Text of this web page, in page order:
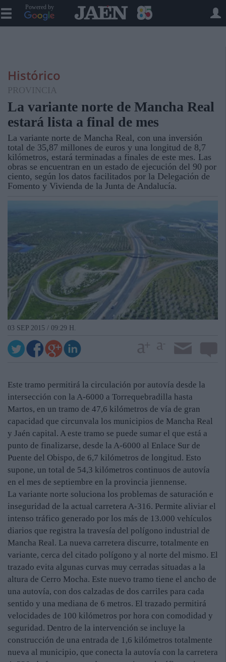
Powered by
Histórico
PROVINCIA
La variante norte de Mancha Real
estará lista a final de mes
La variante norte de Mancha Real, con una inversión
total de 35,87 millones de euros y una longitud de 8,7
kilómetros, estará terminadas a finales de este mes. Las
obras se encuentran en un estado de ejecución del 90 por
ciento, según los datos facilitados por la Delegación de
Fomento y Vivienda de la Junta de Andalucía.
03 SEP 2015 / 09:29 H.
Este tramo permitirá la circulación por autovía desde la
intersección con la A-6000 a Torrequebradilla hasta
Martos, en un tramo de 47,6 kilómetros de vía de gran
capacidad que circunvala los municipios de Mancha Real
y Jaén capital. A este tramo se puede sumar el que está a
punto de finalizarse, desde la A-6000 al Enlace Sur de
Puente del Obispo, de 6,7 kilómetros de longitud. Esto
supone, un total de 54,3 kilómetros continuos de autovía
en el mes de septiembre en la provincia jiennense.
La variante norte soluciona los problemas de saturación e
inseguridad de la actual carretera A-316. Permite aliviar el
intenso tráfico generado por los más de 13.000 vehículos
diarios que registra la travesía del polígono industrial de
Mancha Real. La nueva carretera discurre, totalmente en
variante, cerca del citado polígono y al norte del mismo. El
trazado evita algunas curvas muy cerradas situadas a la
altura de Cerro Mocha. Este nuevo tramo tiene el ancho de
una autovía, con dos calzadas de dos carriles para cada
sentido y una mediana de 6 metros. El trazado permitirá
velocidades de 100 kilómetros por hora con comodidad y
seguridad. Dentro de la intervención se incluye la
construcción de una entrada de 1,6 kilómetros totalmente
nueva al municipio, que conecta la autovía con la carretera